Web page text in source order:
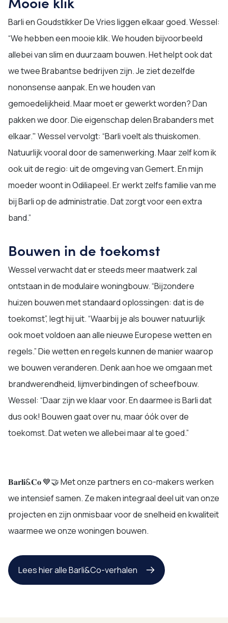
Barli en Goudstikker De Vries liggen elkaar goed. Wessel:
“We hebben een mooie klik. We houden bijvoorbeeld
allebei van slim en duurzaam bouwen. Het helpt ook dat
we twee Brabantse bedrijven zijn. Je ziet dezelfde
nononsense aanpak. En we houden van
gemoedelijkheid. Maar moet er gewerkt worden? Dan
pakken we door. Die eigenschap delen Brabanders met
elkaar." Wessel vervolgt: “Barli voelt als thuiskomen.
Natuurlijk vooral door de samenwerking. Maar zelf kom ik
ook uit de regio: uit de omgeving van Gemert. En mijn
moeder woont in Odiliapeel. Er werkt zelfs familie van me
bij Barli op de administratie. Dat zorgt voor een extra
band.”
Bouwen in de toekomst
Wessel verwacht dat er steeds meer maatwerk zal
ontstaan in de modulaire woningbouw. “Bijzondere
huizen bouwen met standaard oplossingen: dat is de
toekomst”, legt hij uit. “Waarbij je als bouwer natuurlijk
ook moet voldoen aan alle nieuwe Europese wetten en
regels.” Die wetten en regels kunnen de manier waarop
we bouwen veranderen. Denk aan hoe we omgaan met
brandwerendheid, lijmverbindingen of scheefbouw.
Wessel: “Daar zijn we klaar voor. En daarmee is Barli dat
dus ook! Bouwen gaat over nu, maar óók over de
toekomst. Dat weten we allebei maar al te goed.”
𝐁𝐚𝐫𝐥𝐢&𝐂𝐨 💙🤝 Met onze partners en co-makers werken
we intensief samen. Ze maken integraal deel uit van onze
projecten en zijn onmisbaar voor de snelheid en kwaliteit
waarmee we onze woningen bouwen.
Lees hier alle Barli&Co-verhalen